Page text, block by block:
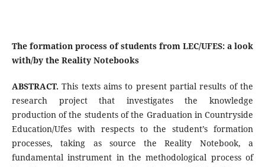
The formation process of students from LEC/UFES: a look
with/by the Reality Notebooks
ABSTRACT.This texts aims to present partial results of the
research project that investigates the knowledge
production of the students of the Graduation in Countryside
Education/Ufes with respects to the student’s formation
processes, taking as source the Reality Notebook, a
fundamental instrument in the methodological process of